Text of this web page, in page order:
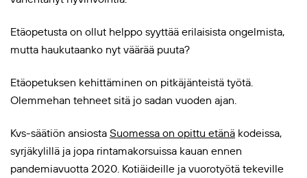
Etäopetusta on ollut helppo syyttää erilaisista ongelmista,
mutta haukutaanko nyt väärää puuta?
Etäopetuksen kehittäminen on pitkäjänteistä työtä.
Olemmehan tehneet sitä jo sadan vuoden ajan.
Kvs-säätiön ansiosta Suomessa on opittu etänä kodeissa,
syrjäkylillä ja jopa rintamakorsuissa kauan ennen
pandemiavuotta 2020. Kotiäideille ja vuorotyötä tekeville